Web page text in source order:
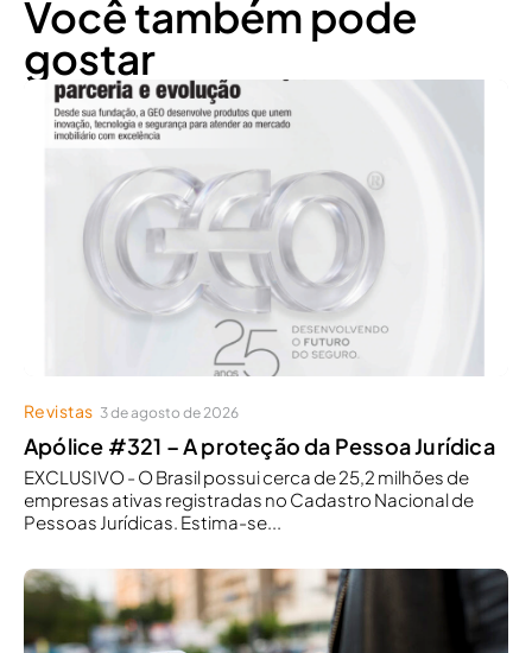
Você também pode
gostar
Revistas 3 de agosto de 2026
Apólice #321 – A proteção da Pessoa Jurídica
EXCLUSIVO - O Brasil possui cerca de 25,2 milhões de
empresas ativas registradas no Cadastro Nacional de
Pessoas Jurídicas. Estima-se...